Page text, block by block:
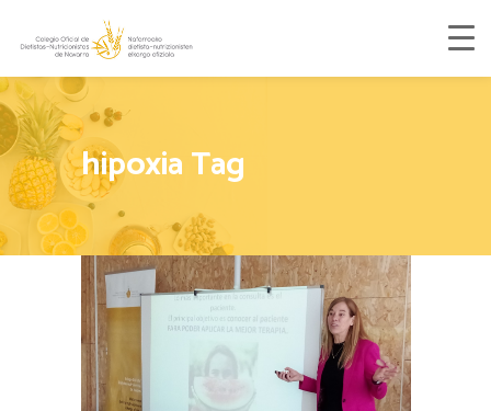
hipoxia Tag